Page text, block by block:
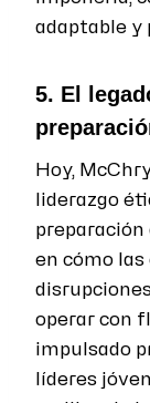
adaptable y
5. El
Hoy,
liderazgo
en cómo
operar con
impulsado
líderes